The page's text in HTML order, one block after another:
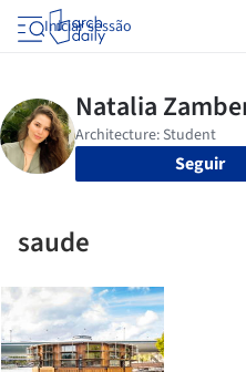
Iniciar sessão
Seguir
saude